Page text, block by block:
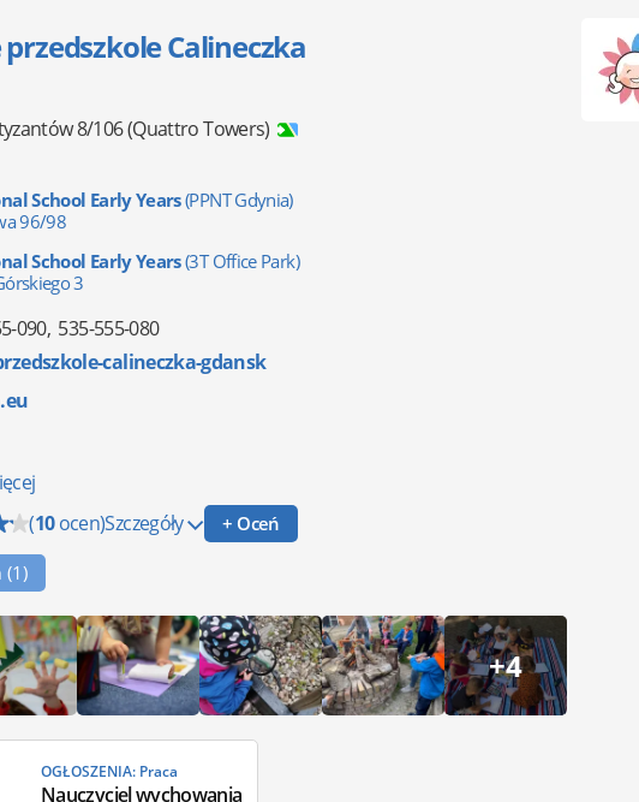
Calineczka
8/106(Quattro Towers)
School Early Years(PPNT Gdynia)
96/98
School Early Years(3T Office Park)
3
090 535-555-080
calineczka-gdansk
(10ocen)Szczegóły + Oceń
(1)
+4
OGŁOSZENIA: Praca
Nauczyciel wychowania